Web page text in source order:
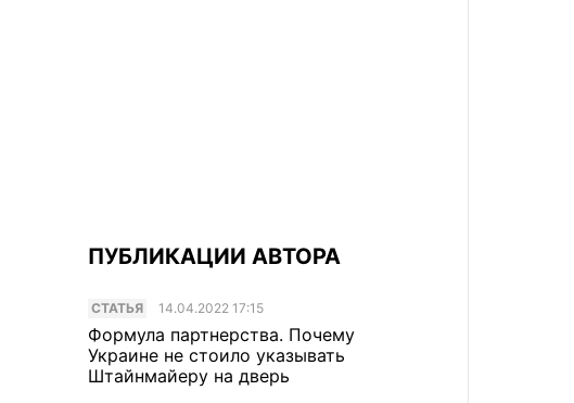
ПУБЛИКАЦИИ АВТОРА
CТАТЬЯ 14.04.2022 17:15
Формула партнерства. Почему
Украине не стоило указывать
Штайнмайеру на дверь